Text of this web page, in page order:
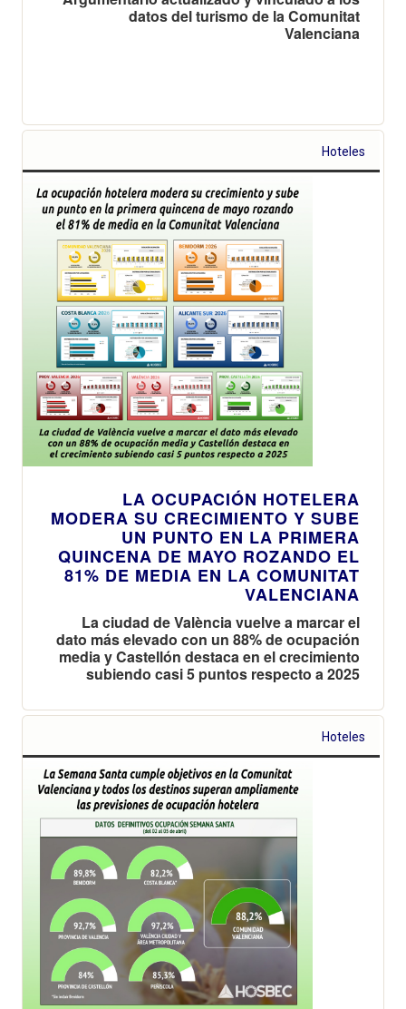
datos del turismo de la Comunitat
Valenciana
Hoteles
LA OCUPACIÓN HOTELERA
MODERA SU CRECIMIENTO Y SUBE
UN PUNTO EN LA PRIMERA
QUINCENA DE MAYO ROZANDO EL
81% DE MEDIA EN LA COMUNITAT
VALENCIANA
La ciudad de València vuelve a marcar el
dato más elevado con un 88% de ocupación
media y Castellón destaca en el crecimiento
subiendo casi 5 puntos respecto a 2025
Hoteles